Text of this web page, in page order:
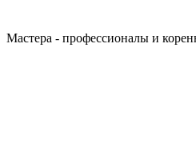
Мастера - профессионалы и